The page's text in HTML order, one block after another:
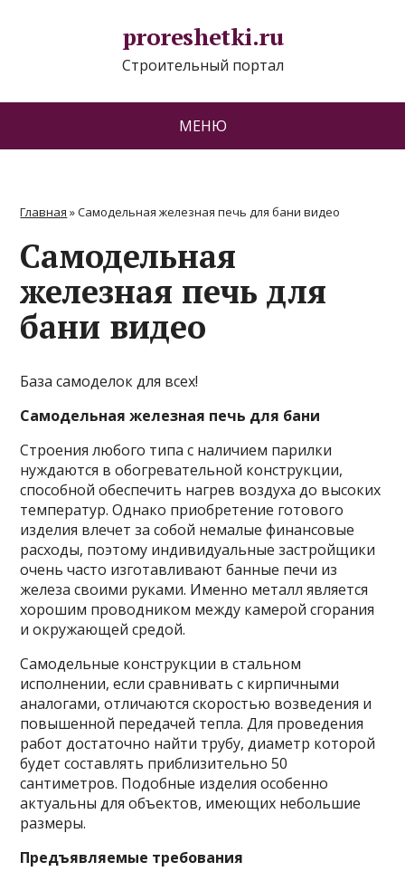
proreshetki.ru
Строительный портал
МЕНЮ
Главная »Самодельная железная печь для бани видео
Самодельная
железная печь для
бани видео
База самоделок для всех!
Самодельная железная печь для бани
Строения любого типа с наличием парилки
нуждаются в обогревательной конструкции,
способной обеспечить нагрев воздуха до высоких
температур. Однако приобретение готового
изделия влечет за собой немалые финансовые
расходы, поэтому индивидуальные застройщики
очень часто изготавливают банные печи из
железа своими руками. Именно металл является
хорошим проводником между камерой сгорания
и окружающей средой.
Самодельные конструкции в стальном
исполнении, если сравнивать с кирпичными
аналогами, отличаются скоростью возведения и
повышенной передачей тепла. Для проведения
работ достаточно найти трубу, диаметр которой
будет составлять приблизительно 50
сантиметров. Подобные изделия особенно
актуальны для объектов, имеющих небольшие
размеры.
Предъявляемые требования